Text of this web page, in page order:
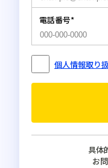
電話番号*
個人情報取り
具体
お